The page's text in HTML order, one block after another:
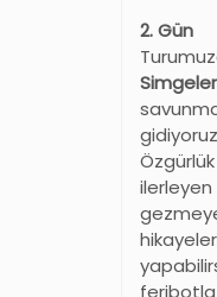
2.
ilerleyen
feribotla